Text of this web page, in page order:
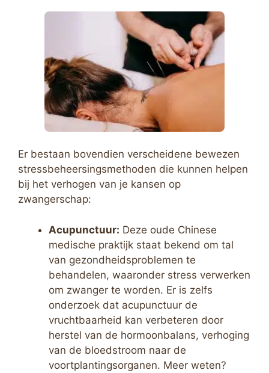
Er bestaan bovendien verscheidene bewezen
stressbeheersingsmethoden die kunnen helpen
bij het verhogen van je kansen op
zwangerschap:
Acupunctuur: Deze oude Chinese
medische praktijk staat bekend om tal
van gezondheidsproblemen te
behandelen, waaronder stress verwerken
om zwanger te worden. Er is zelfs
onderzoek dat acupunctuur de
vruchtbaarheid kan verbeteren door
herstel van de hormoonbalans, verhoging
van de bloedstroom naar de
voortplantingsorganen. Meer weten?